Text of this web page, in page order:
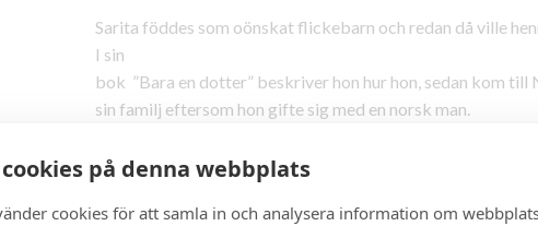
Sarita föddes som oönskat flickebarn och redan då ville
I sin
bok ”Bara en dotter” beskriver hon hur hon, sedan kom
sin familj eftersom hon gifte sig med en norsk man.
Sarita jobbar idag för flera välgörenhetsorganisationer
motivera och stärka unga att våga söka sin egen väg.
Hennes bok har hittills utkommit på norska, svenska,
på denna webbplats
cookies för att samla in och analysera information om